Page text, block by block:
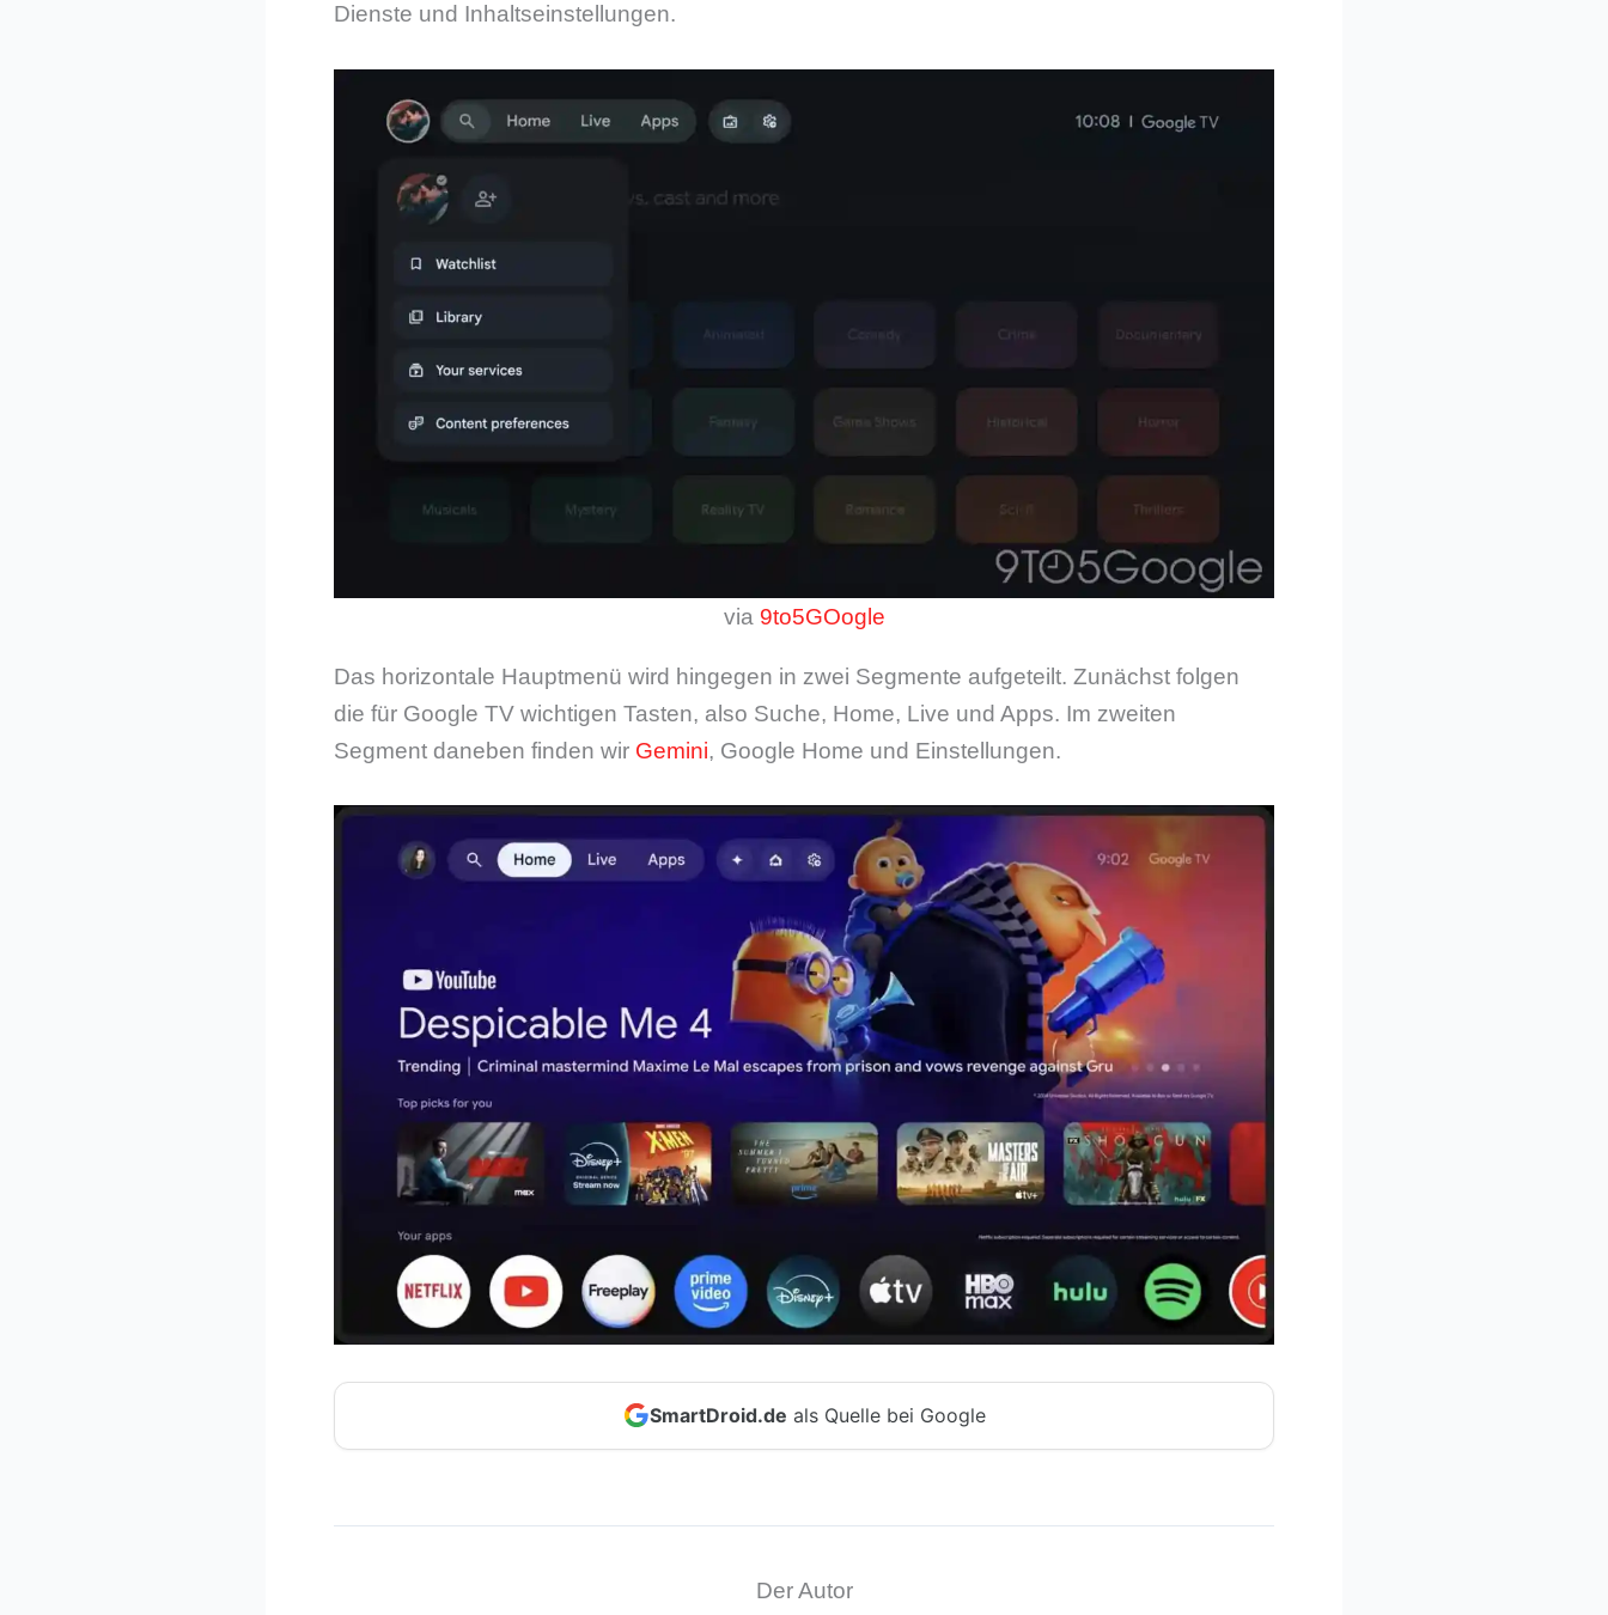
Dienste und Inhalts­einstellungen.
via 9to5GOogle
Das horizontale Hauptmenü wird hingegen in zwei Segmente aufgeteilt. Zunächst folgen
die für Google TV wichtigen Tasten, also Suche, Home, Live und Apps. Im zweiten
Segment daneben finden wir Gemini, Google Home und Einstellungen.
SmartDroid.de als Quelle bei Google
Der Autor